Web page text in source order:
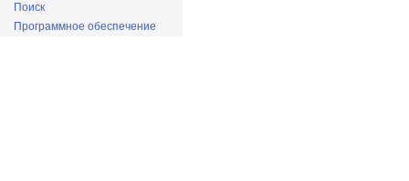
Поиск
Программное обеспечение